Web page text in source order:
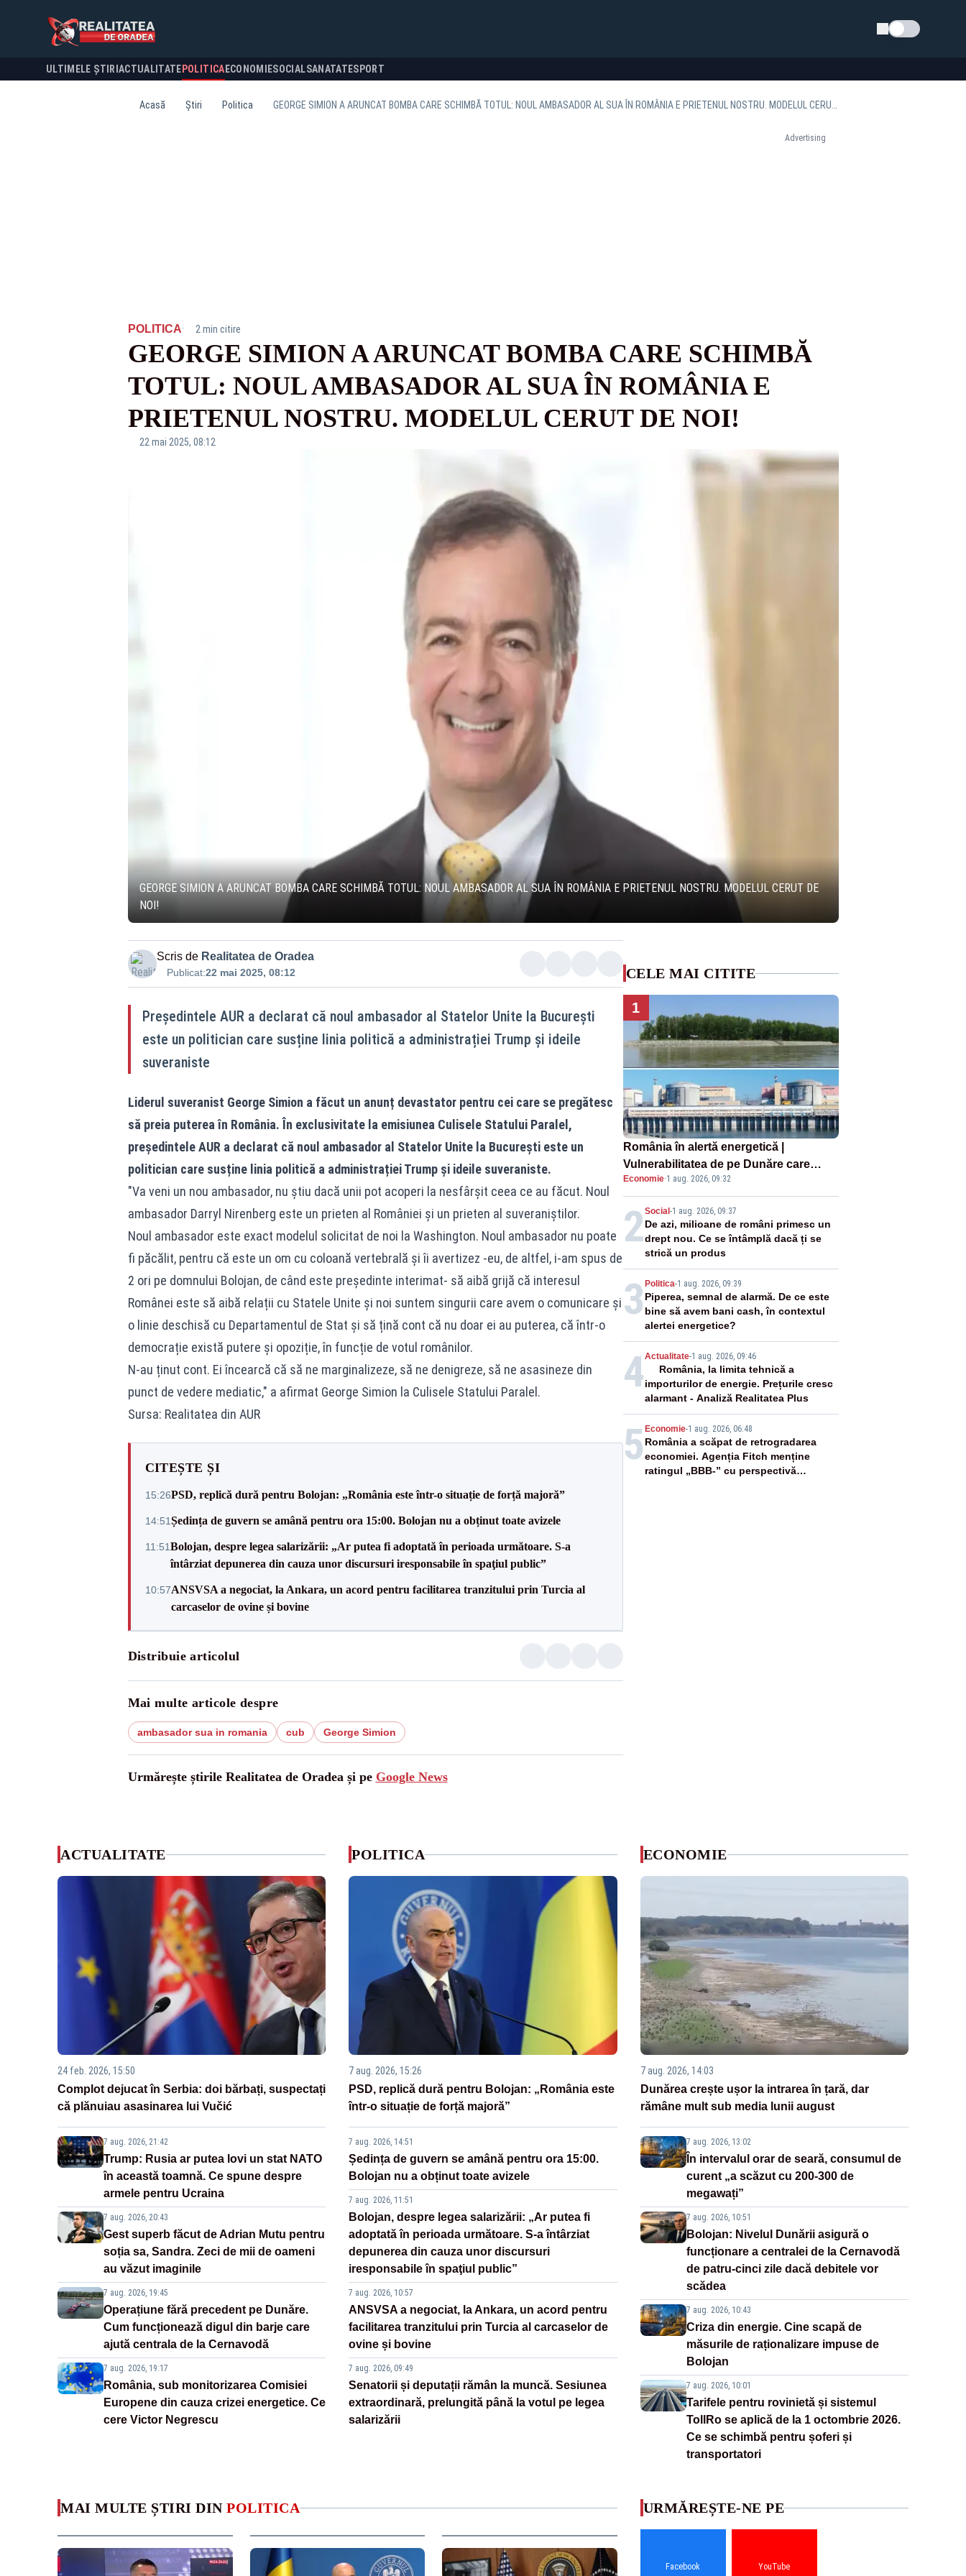
Schimba tema
ULTIMELE ȘTIRI ACTUALITATE POLITICA ECONOMIESOCIALSANATATESPORT
Acasă Știri Politica
Advertising
POLITICA· 2 min citire
GEORGE SIMION A ARUNCAT BOMBA CARE SCHIMBĂ
TOTUL: NOUL AMBASADOR AL SUA ÎN ROMÂNIA E
PRIETENUL NOSTRU. MODELUL CERUT DE NOI!
22 mai 2025, 08:12
GEORGE SIMION A ARUNCAT BOMBA CARE SCHIMBĂ TOTUL: NOUL AMBASADOR AL SUA ÎN ROMÂNIA E PRIETENUL NOSTRU. MODELUL CERUT DE
NOI!
Scris de Realitatea de Oradea
Publicat:22 mai 2025, 08:12
Președintele AUR a declarat că noul ambasador al Statelor Unite la București
este un politician care susține linia politică a administrației Trump și ideile
suveraniste
Liderul suveranist George Simion a făcut un anunț devastator pentru cei care se pregătesc
să preia puterea în România. În exclusivitate la emisiunea Culisele Statului Paralel,
președintele AUR a declarat că noul ambasador al Statelor Unite la București este un
politician care susține linia politică a administrației Trump și ideile suveraniste.
"Va veni un nou ambasador, nu știu dacă unii pot acoperi la nesfârșit ceea ce au făcut. Noul
ambasador Darryl Nirenberg este un prieten al României și un prieten al suveraniștilor.
Noul ambasador este exact modelul solicitat de noi la Washington. Noul ambasador nu poate
fi păcălit, pentru că este un om cu coloană vertebrală și îi avertizez -eu, de altfel, i-am spus de
2 ori pe domnului Bolojan, de când este președinte interimat- să aibă grijă că interesul
Românei este să aibă relații cu Statele Unite și noi suntem singurii care avem o comunicare și
o linie deschisă cu Departamentul de Stat și să țină cont că nu doar ei au puterea, că într-o
democrație există putere și opoziție, în funcție de votul românilor.
N-au ținut cont. Ei încearcă că să ne marginalizeze, să ne denigreze, să ne asasineze din
punct de vedere mediatic," a afirmat George Simion la Culisele Statului Paralel.
Sursa: Realitatea din AUR
CITEȘTE ȘI
15:26PSD, replică dură pentru Bolojan: „România este într-o situație de forță majoră”
14:51Ședința de guvern se amână pentru ora 15:00. Bolojan nu a obținut toate avizele
11:51Bolojan, despre legea salarizării: „Ar putea fi adoptată în perioada următoare. S-a
întârziat depunerea din cauza unor discursuri iresponsabile în spaţiul public”
10:57ANSVSA a negociat, la Ankara, un acord pentru facilitarea tranzitului prin Turcia al
carcaselor de ovine și bovine
Distribuie articolul
Mai multe articole despre
ambasador sua in romania cub George Simion
Urmărește știrile Realitatea de Oradea și pe Google News
CELE MAI CITITE
1
România în alertă energetică |
Vulnerabilitatea de pe Dunăre care
pune în pericol Centrala Cernavodă era
cunoscută de pe vremea lui Ceaușescu
Economie·1 aug. 2026, 09:32
2Social -1 aug. 2026, 09:37
De azi, milioane de români primesc un
drept nou. Ce se întâmplă dacă ți se
strică un produs
3 Politica-1 aug. 2026, 09:39
Piperea, semnal de alarmă. De ce este
bine să avem bani cash, în contextul
alertei energetice?
4Actualitate-1 aug. 2026, 09:46
România, la limita tehnică a
importurilor de energie. Prețurile cresc
alarmant - Analiză Realitatea Plus
5 Economie-1 aug. 2026, 06:48
România a scăpat de retrogradarea
economiei. Agenția Fitch menține
ratingul „BBB-” cu perspectivă
ACTUALITATE
24 feb. 2026, 15:50
Complot dejucat în Serbia: doi bărbați, suspectați
că plănuiau asasinarea lui Vučić
7 aug. 2026, 21:42
Trump: Rusia ar putea lovi un stat NATO
în această toamnă. Ce spune despre
armele pentru Ucraina
7 aug. 2026, 20:43
Gest superb făcut de Adrian Mutu pentru
soția sa, Sandra. Zeci de mii de oameni
au văzut imaginile
7 aug. 2026, 19:45
Operațiune fără precedent pe Dunăre.
Cum funcționează digul din barje care
ajută centrala de la Cernavodă
7 aug. 2026, 19:17
România, sub monitorizarea Comisiei
Europene din cauza crizei energetice. Ce
cere Victor Negrescu
POLITICA
7 aug. 2026, 15:26
PSD, replică dură pentru Bolojan: „România este
într-o situație de forță majoră”
7 aug. 2026, 14:51
Ședința de guvern se amână pentru ora 15:00.
Bolojan nu a obținut toate avizele
7 aug. 2026, 11:51
Bolojan, despre legea salarizării: „Ar putea fi
adoptată în perioada următoare. S-a întârziat
depunerea din cauza unor discursuri
iresponsabile în spaţiul public”
7 aug. 2026, 10:57
ANSVSA a negociat, la Ankara, un acord pentru
facilitarea tranzitului prin Turcia al carcaselor de
ovine și bovine
7 aug. 2026, 09:49
Senatorii și deputații rămân la muncă. Sesiunea
extraordinară, prelungită până la votul pe legea
salarizării
ECONOMIE
7 aug. 2026, 14:03
Dunărea crește ușor la intrarea în țară, dar
rămâne mult sub media lunii august
7 aug. 2026, 13:02
În intervalul orar de seară, consumul de
curent „a scăzut cu 200-300 de
megawați”
7 aug. 2026, 10:51
Bolojan: Nivelul Dunării asigură o
funcționare a centralei de la Cernavodă
de patru-cinci zile dacă debitele vor
scădea
7 aug. 2026, 10:43
Criza din energie. Cine scapă de
măsurile de raționalizare impuse de
Bolojan
7 aug. 2026, 10:01
Tarifele pentru rovinietă și sistemul
TollRo se aplică de la 1 octombrie 2026.
Ce se schimbă pentru șoferi și
transportatori
MAI MULTE ȘTIRI DIN POLITICA URMĂREȘTE-NE PE
Facebook YouTube